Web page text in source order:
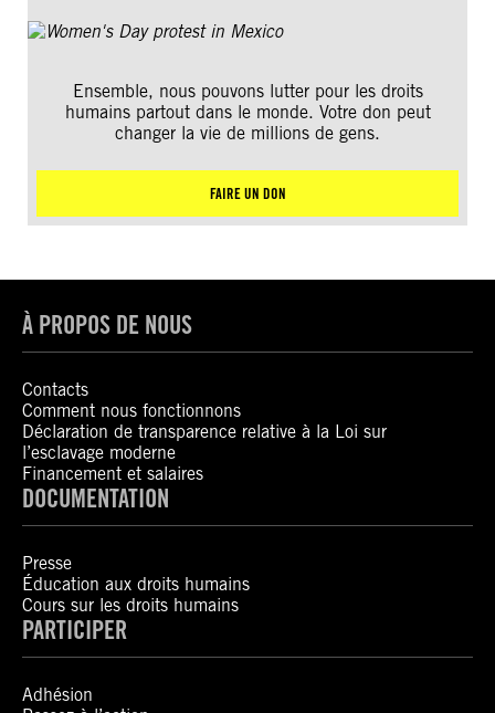
Ensemble, nous pouvons lutter pour les droits
humains partout dans le monde. Votre don peut
changer la vie de millions de gens.
FAIRE UN DON
À PROPOS DE NOUS
Contacts
Comment nous fonctionnons
Déclaration de transparence relative à la Loi sur
l’esclavage moderne
Financement et salaires
DOCUMENTATION
Presse
Éducation aux droits humains
Cours sur les droits humains
PARTICIPER
Adhésion